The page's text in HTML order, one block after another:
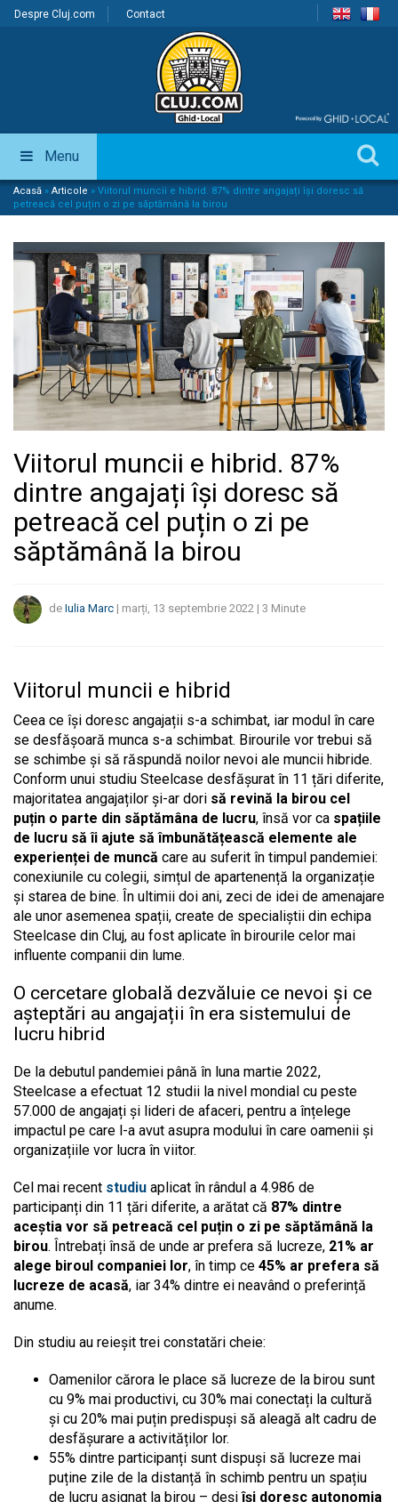
Despre Cluj.com Contact
Menu
Acasă » Articole » Viitorul muncii e hibrid. 87% dintre angajați își doresc să
petreacă cel puțin o zi pe săptămână la birou
Viitorul muncii e hibrid. 87%
dintre angajați își doresc să
petreacă cel puțin o zi pe
săptămână la birou
de Iulia Marc | marți, 13 septembrie 2022 | 3 Minute
Viitorul muncii e hibrid
Ceea ce își doresc angajații s-a schimbat, iar modul în care
se desfășoară munca s-a schimbat. Birourile vor trebui să
se schimbe și să răspundă noilor nevoi ale muncii hibride.
Conform unui studiu Steelcase desfășurat în 11 țări diferite,
majoritatea angajaților și-ar dori să revină la birou cel
puțin o parte din săptămâna de lucru, însă vor ca spațiile
de lucru să îi ajute să îmbunătățească elemente ale
experienței de muncă care au suferit în timpul pandemiei:
conexiunile cu colegii, simțul de apartenență la organizație
și starea de bine. În ultimii doi ani, zeci de idei de amenajare
ale unor asemenea spații, create de specialiștii din echipa
Steelcase din Cluj, au fost aplicate în birourile celor mai
influente companii din lume.
O cercetare globală dezvăluie ce nevoi și ce
așteptări au angajații în era sistemului de
lucru hibrid
De la debutul pandemiei până în luna martie 2022,
Steelcase a efectuat 12 studii la nivel mondial cu peste
57.000 de angajați și lideri de afaceri, pentru a înțelege
impactul pe care l-a avut asupra modului în care oamenii și
organizațiile vor lucra în viitor.
Cel mai recent studiu aplicat în rândul a 4.986 de
participanți din 11 țări diferite, a arătat că 87% dintre
aceștia vor să petreacă cel puțin o zi pe săptămână la
birou. Întrebați însă de unde ar prefera să lucreze, 21% ar
alege biroul companiei lor, în timp ce 45% ar prefera să
lucreze de acasă, iar 34% dintre ei neavând o preferință
anume.
Din studiu au reieșit trei constatări cheie:
Oamenilor cărora le place să lucreze de la birou sunt
cu 9% mai productivi, cu 30% mai conectați la cultură
și cu 20% mai puțin predispuși să aleagă alt cadru de
desfășurare a activităților lor.
55% dintre participanți sunt dispuși să lucreze mai
puține zile de la distanță în schimb pentru un spațiu
de lucru asignat la birou – deșiîși doresc autonomia